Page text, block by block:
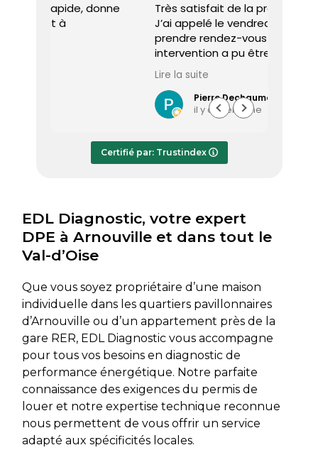
Très satisfait de la prestation.
J’ai appelé le vendredi pour
prendre rendez-vous et une
intervention a pu être programmée
dès le lundi matin.
Le diagnostiqueur est arrivé à
l’heure, a été très professionnel,
efficace et a pris le temps de
Le rapport de diagnostic m’a été
transmis dès le lundi soir, ce qui est
Pierre Dechaume
il y a 1 semaine
Certifié par: Trustindex
EDL Diagnostic, votre expert
DPE à Arnouville et dans tout le
Val-d’Oise
Que vous soyez propriétaire d’une maison
individuelle dans les quartiers pavillonnaires
d’Arnouville ou d’un appartement près de la
gare RER, EDL Diagnostic vous accompagne
pour tous vos besoins en diagnostic de
performance énergétique. Notre parfaite
connaissance des exigences du permis de
louer et notre expertise technique reconnue
nous permettent de vous offrir un service
adapté aux spécificités locales.